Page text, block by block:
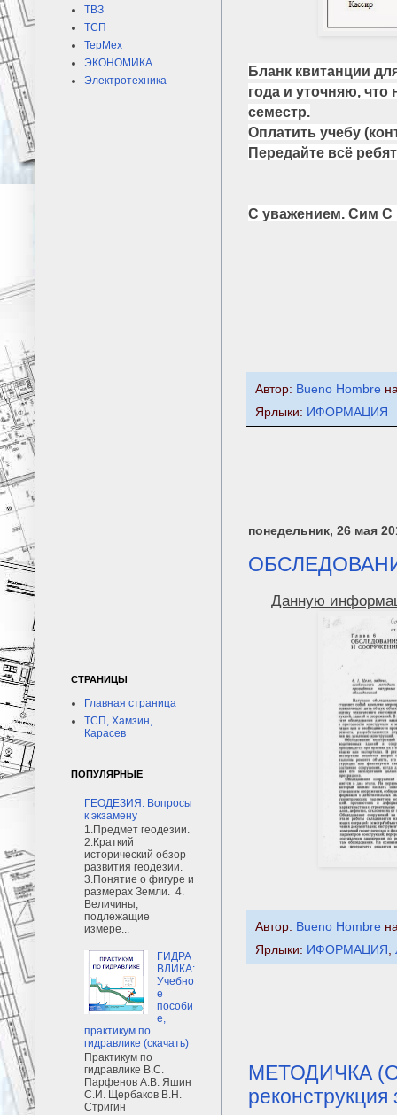
Бланк квитанции
года и уточняю, что
семестр.
Оплатить учебу
Передайте всё
С уважением. Сим С
Автор: Bueno Hombre
Ярлыки: ИФОРМАЦИЯ
понедельник, 26 мая
Данную
Автор: Bueno Hombre
Ярлыки: ИФОРМАЦИЯ ,
МЕТОДИЧКА
ТВЗ
ТСП
ТерМех
ЭКОНОМИКА
Электротехника
СТРАНИЦЫ
Главная страница
ТСП, Хамзин,
Карасев
ПОПУЛЯРНЫЕ
ГЕОДЕЗИЯ: Вопросы
к экзамену
1.Предмет геодезии.
2.Краткий
исторический обзор
развития геодезии.
3.Понятие о фигуре и
размерах Земли. 4.
Величины,
подлежащие
измере...
ГИДРА
ВЛИКА:
Учебно
е
пособи
е,
практикум по
гидравлике (скачать)
Практикум по
гидравлике В.С.
Парфенов А.В. Яшин
С.И. Щербаков В.Н.
Стригин